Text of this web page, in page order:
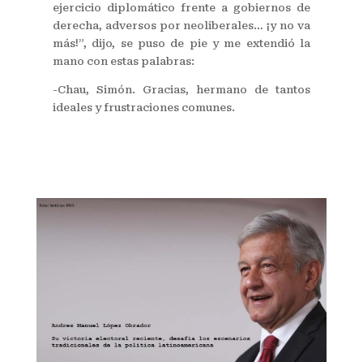
ejercicio diplomático frente a gobiernos de
derecha, adversos por neoliberales… ¡y no va
más!”, dijo, se puso de pie y me extendió la
mano con estas palabras:
-Chau, Simón. Gracias, hermano de tantos
ideales y frustraciones comunes.